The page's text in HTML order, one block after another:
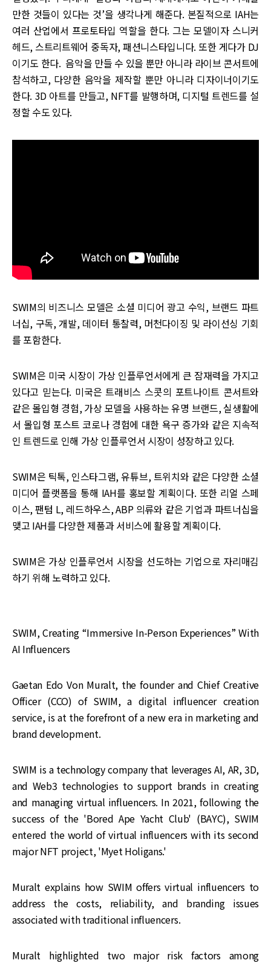
만한 것들이 있다는 것’을 생각나게 해준다. 본질적으로 IAH는
여러 산업에서 프로토타입 역할을 한다. 그는 모델이자 스니커
헤드, 스트리트웨어 중독자, 패션니스타입니다. 또한 게다가 DJ
이기도 한다. 음악을 만들 수 있을 뿐만 아니라 라이브 콘서트에
참석하고, 다양한 음악을 제작할 뿐만 아니라 디자이너이기도
한다. 3D 아트를 만들고, NFT를 발행하며, 디지털 트렌드를 설
정할 수도 있다.
SWIM의 비즈니스 모델은 소셜 미디어 광고 수익, 브랜드 파트
너십, 구독, 개발, 데이터 통찰력, 머천다이징 및 라이선싱 기회
를 포함한다.
SWIM은 미국 시장이 가상 인플루언서에게 큰 잠재력을 가지고
있다고 믿는다. 미국은 트래비스 스콧의 포트나이트 콘서트와
같은 몰입형 경험, 가상 모델을 사용하는 유명 브랜드, 실생활에
서 몰입형 포스트 코로나 경험에 대한 욕구 증가와 같은 지속적
인 트렌드로 인해 가상 인플루언서 시장이 성장하고 있다.
SWIM은 틱톡, 인스타그램, 유튜브, 트위치와 같은 다양한 소셜
미디어 플랫폼을 통해 IAH를 홍보할 계획이다. 또한 리얼 스페
이스, 팬텀 L, 레드하우스, ABP 의류와 같은 기업과 파트너십을
맺고 IAH를 다양한 제품과 서비스에 활용할 계획이다.
SWIM은 가상 인플루언서 시장을 선도하는 기업으로 자리매김
하기 위해 노력하고 있다.
SWIM, Creating “Immersive In-Person Experiences” With
AI Influencers
Gaetan Edo Von Muralt, the founder and Chief Creative
Officer (CCO) of SWIM, a digital influencer creation
service, is at the forefront of a new era in marketing and
brand development.
SWIM is a technology company that leverages AI, AR, 3D,
and Web3 technologies to support brands in creating
and managing virtual influencers. In 2021, following the
success of the 'Bored Ape Yacht Club' (BAYC), SWIM
entered the world of virtual influencers with its second
major NFT project, 'Myet Holigans.'
Muralt explains how SWIM offers virtual influencers to
address the costs, reliability, and branding issues
associated with traditional influencers.
Muralt highlighted two major risk factors among